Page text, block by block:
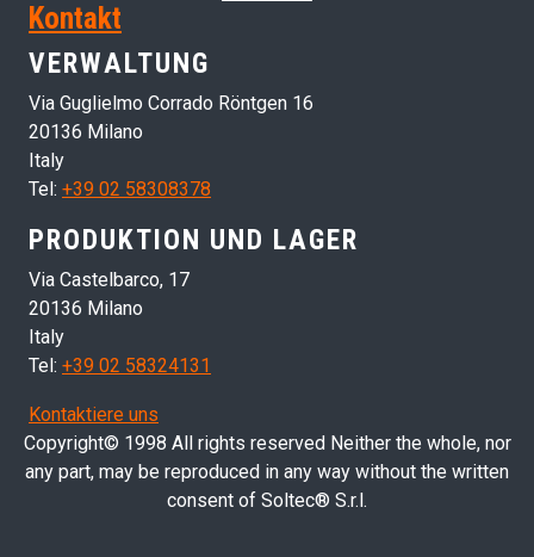
Kontakt
VERWALTUNG
Via Guglielmo Corrado Röntgen 16
20136 Milano
Italy
Tel: +39 02 58308378
PRODUKTION UND LAGER
Via Castelbarco, 17
20136 Milano
Italy
Tel: +39 02 58324131
Kontaktiere uns
Copyright© 1998 All rights reserved Neither the whole, nor
any part, may be reproduced in any way without the written
consent of Soltec® S.r.l.